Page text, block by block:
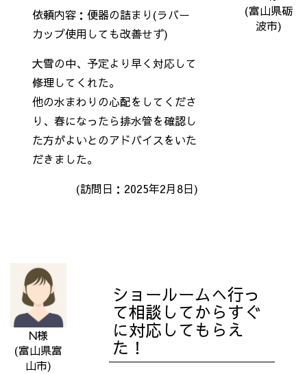
(富山県砺
波市)
依頼内容：便器の詰まり(ラバー
カップ使用しても改善せず)
大雪の中、予定より早く対応して
修理してくれた。
他の水まわりの心配をしてくださ
り、春になったら排水管を確認し
た方がよいとのアドバイスをいた
だきました。
(訪問日：2025年2月8日)
N様
(富山県富
山市)
ショールームへ行っ
て相談してからすぐ
に対応してもらえ
た！